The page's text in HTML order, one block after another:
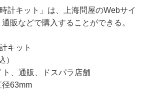
計キット」は、上海問屋のWebサイ
販などで購入することができる。
キット
）
、通販、ドスパラ店舗
径63mm